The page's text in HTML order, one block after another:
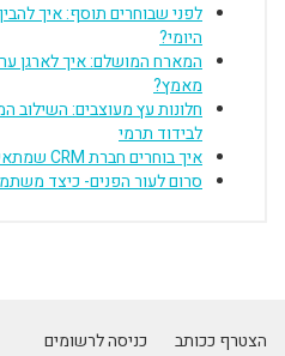
לפני שבוחרים תוסף: איך
היומי?
המארח המושלם: איך לארגן
מאמץ?
חלונות עץ מעוצבים: השילוב
לבידוד תרמי
איך בוחרים חברת CRM שמתאימה לעסק?
סרום לעור הפנים- כיצד
הצטרף ככותב
כניסה לרשומים